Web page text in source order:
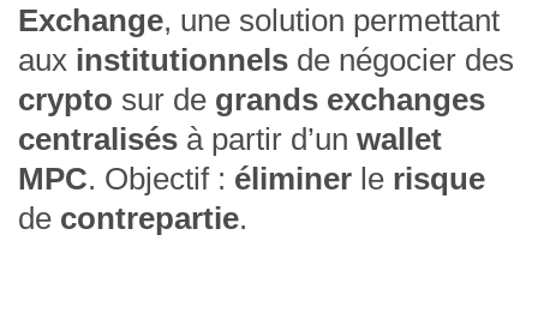
Exchange, une solution permettant
aux institutionnels de négocier des
crypto sur de grands exchanges
centralisés à partir d’un wallet
MPC. Objectif : éliminer le risque
de contrepartie.